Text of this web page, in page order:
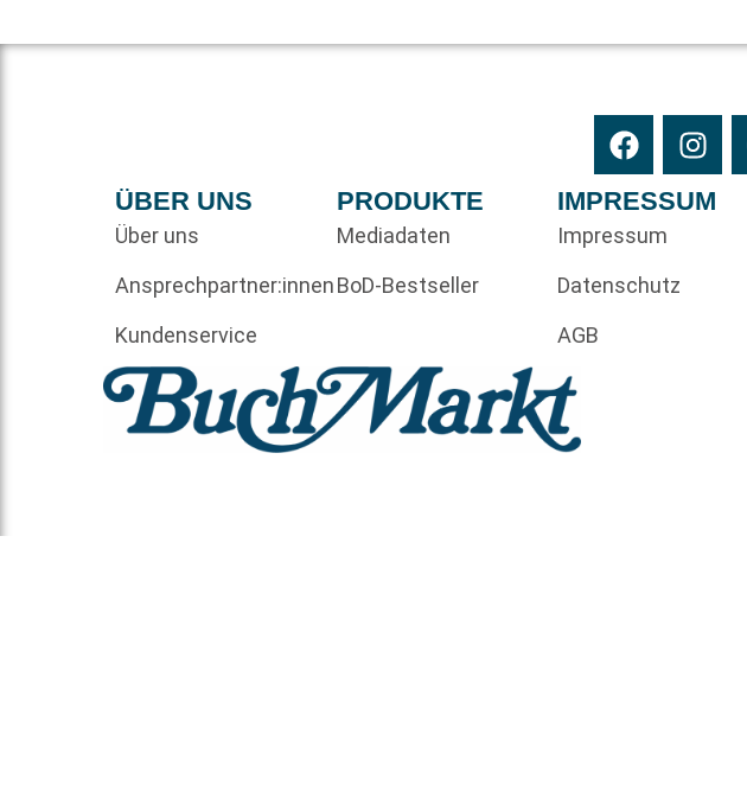
ÜBER UNS
Über uns
Ansprechpartner:innen
Kundenservice
PRODUKTE
Mediadaten
BoD-Bestseller
IMPRESSUM
Impressum
Datenschutz
AGB